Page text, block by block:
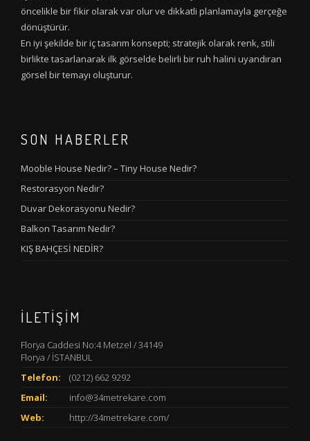
öncelikle bir fikir olarak var olur ve dikkatli planlamayla gerçeğe
dönüştürür.
En iyi şekilde bir iç tasarım konsepti; stratejik olarak renk, stili
birlikte tasarlanarak ilk görselde belirli bir ruh halini uyandıran
görsel bir temayı oluşturur.
SON HABERLER
Mooble House Nedir? – Tiny House Nedir?
Restorasyon Nedir?
Duvar Dekorasyonu Nedir?
Balkon Tasarım Nedir?
KIŞ BAHÇESİ NEDİR?
İLETIŞIM
Florya Caddesi No:4 Metzel / 34149
Florya / İSTANBUL
Telefon:
(0212) 662 9292
Email:
info@34metrekare.com
Web:
http://34metrekare.com/